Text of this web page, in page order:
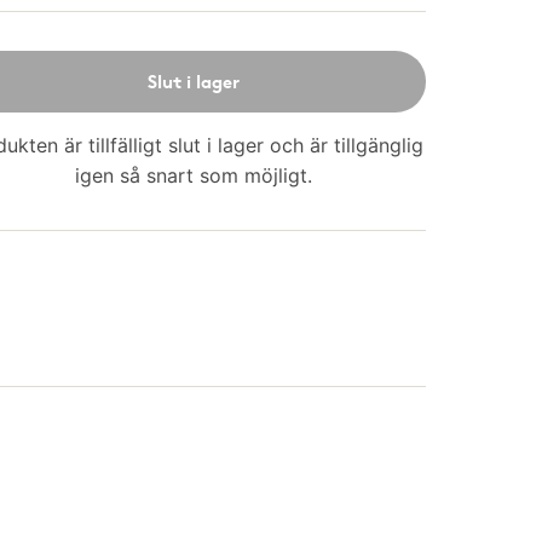
Slut i lager
är tillfälligt slut i lager och är tillgänglig
igen så snart som möjligt.